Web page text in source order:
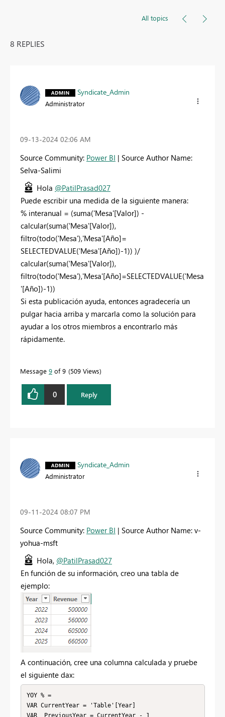
All topics
8 REPLIES
Syndicate_Admin
Administrator
‎09-13-2024 02:06 AM
Source Community: Power BI | Source Author Name:
Selva-Salimi
Hola @PatilPrasad027
Puede escribir una medida de la siguiente manera:
% interanual = (suma('Mesa'[Valor]) -
calcular(suma('Mesa'[Valor]),
filtro(todo('Mesa'),'Mesa'[Año]=
SELECTEDVALUE('Mesa'[Año])-1)) )/
calcular(suma('Mesa'[Valor]),
filtro(todo('Mesa'),'Mesa'[Año]=SELECTEDVALUE('Mesa
'[Año])-1))
Si esta publicación ayuda, entonces agradecería un
pulgar hacia arriba y marcarla como la solución para
ayudar a los otros miembros a encontrarlo más
rápidamente.
Message 9 of 9 509 Views
0 Reply
Syndicate_Admin
Administrator
‎09-11-2024 08:07 PM
Source Community: Power BI | Source Author Name: v-
yohua-msft
Hola, @PatilPrasad027
En función de su información, creo una tabla de
ejemplo:
A continuación, cree una columna calculada y pruebe
el siguiente dax:
YOY % =
VAR CurrentYear = 'Table'[Year]
VAR _PreviousYear = CurrentYear - 1